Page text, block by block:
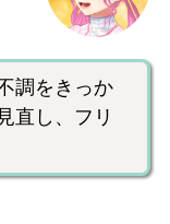
調をきっか
直し、フリ